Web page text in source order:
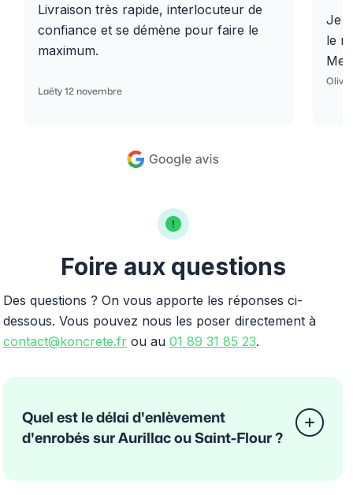
Livraison très rapide, interlocuteur de
confiance et se démène pour faire le
maximum.
Laëty 12 novembre
Je
le
Foire aux questions
Des questions ? On vous apporte les réponses ci-
dessous. Vous pouvez nous les poser directement à
contact@koncrete.fr ou au 01 89 31 85 23.
Quel est le délai d'enlèvement
d'enrobés sur Aurillac ou Saint-Flour ?